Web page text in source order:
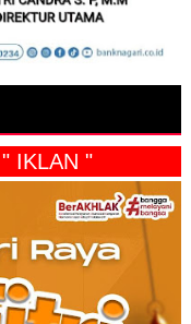
" IKLAN "